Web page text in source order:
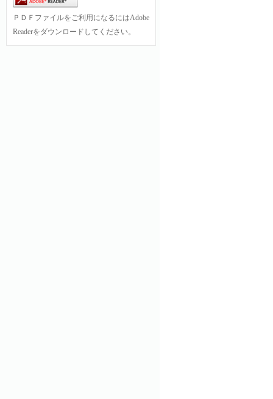
ＰＤＦファイルをご利用になるにはAdobe
Readerをダウンロードしてください。